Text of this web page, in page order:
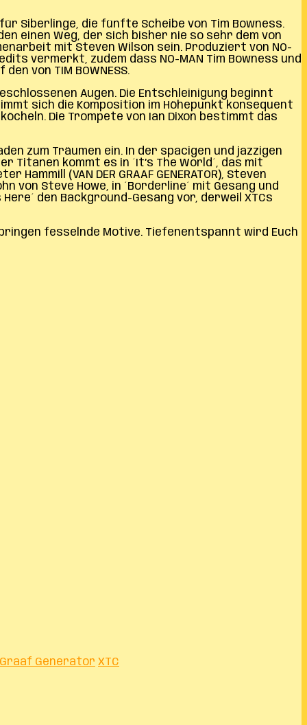
Siberlinge, die fünfte Scheibe von Tim Bowness.
einen Weg, der sich bisher nie so sehr dem von
mit Steven Wilson sein. Produziert von NO-
vermerkt, zudem dass NO-MAN Tim Bowness und
von TIM BOWNESS.
Augen. Die Entschleinigung beginnt
sich die Komposition im Höhepunkt konsequent
Die Trompete von Ian Dixon bestimmt das
zum Träumen ein. In der spacigen und jazzigen
kommt es in ´It’s The World´, das mit
(VAN DER GRAAF GENERATOR), Steven
von Steve Howe, in ´Borderline´ mit Gesang und
den Background-Gesang vor, derweil XTCs
fesselnde Motive. Tiefenentspannt wird Euch
Graaf Generator XTC